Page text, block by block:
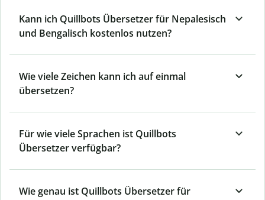
Kann ich Quillbots Übersetzer für Nepalesisch
und Bengalisch kostenlos nutzen?
Wie viele Zeichen kann ich auf einmal
übersetzen?
Für wie viele Sprachen ist Quillbots
Übersetzer verfügbar?
Wie genau ist Quillbots Übersetzer für